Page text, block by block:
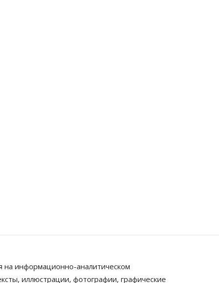
информационно-аналитическом
иллюстрации, фотографии, графические